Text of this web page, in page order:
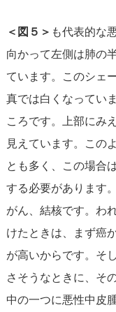
＜図５＞ も代表的な
向かって左側は肺の
ています。このシェ
真では白くなってい
ころです。上部にみ
見えています。この
とも多く、この場合
する必要があります
がん、結核です。わ
けたときは、まず癌
が高いからです。そ
さそうなときに、そ
中の一つに悪性中皮